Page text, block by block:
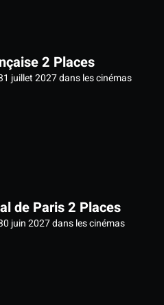
2 Places
juillet 2027 dans les cinémas
de Paris 2 Places
juin 2027 dans les cinémas